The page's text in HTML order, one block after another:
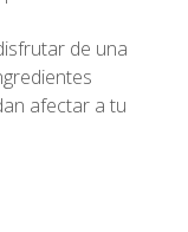
de una
afectar a tu